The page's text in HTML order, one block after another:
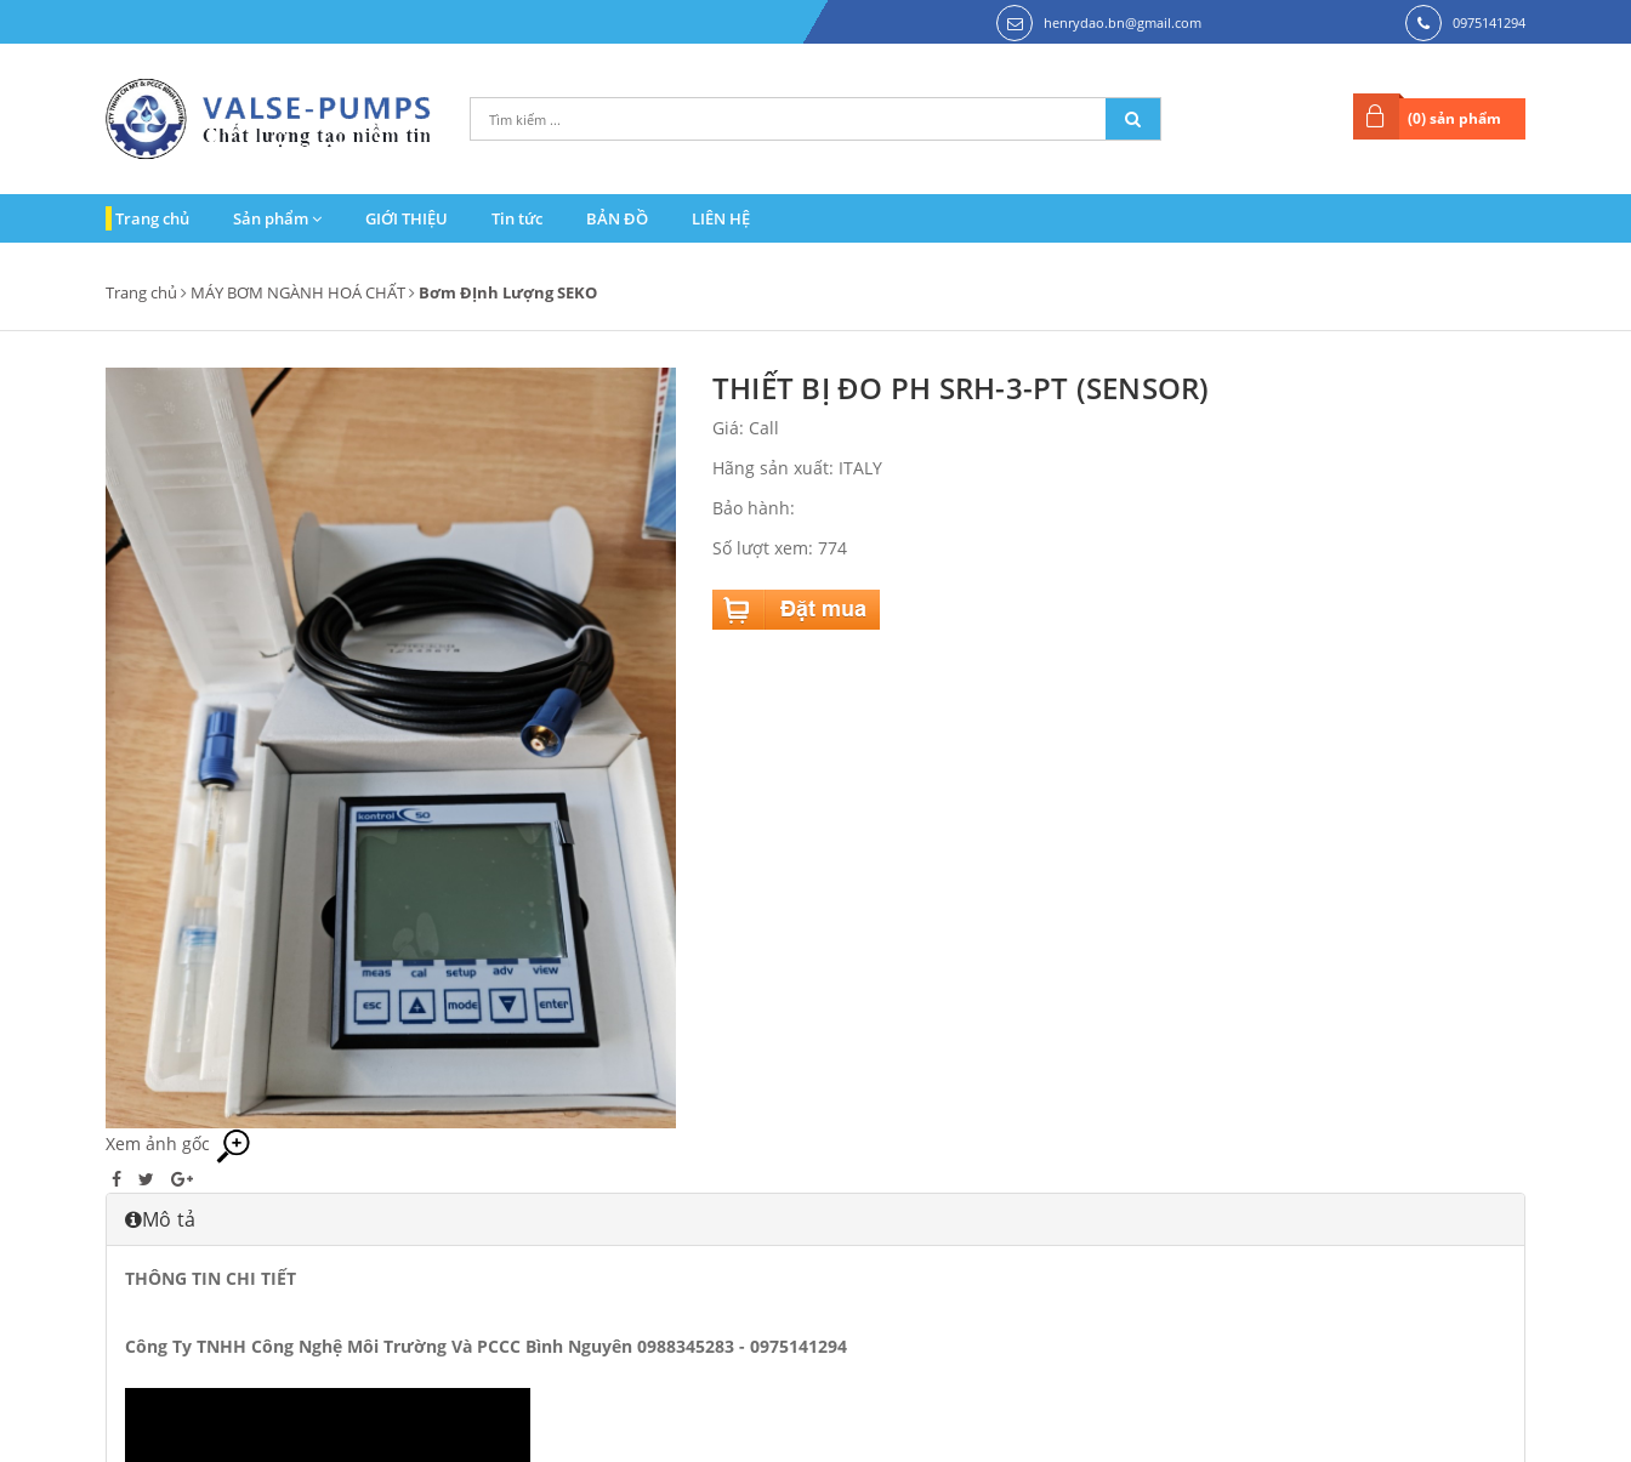
henrydao.bn@gmail.com 0975141294
(0) sản phẩm
Trang chủ Sản phẩm GIỚI THIỆU Tin tức BẢN ĐỒ LIÊN HỆ
Trang chủ MÁY BƠM NGÀNH HOÁ CHẤT Bơm ĐỊnh Lượng SEKO
Xem ảnh gốc
THIẾT BỊ ĐO PH SRH-3-PT (SENSOR)
Giá: Call
Hãng sản xuất: ITALY
Bảo hành:
Số lượt xem: 774
Mô tả
THÔNG TIN CHI TIẾT
Công Ty TNHH Công Nghệ Môi Trường Và PCCC Bình Nguyên 0988345283 - 0975141294